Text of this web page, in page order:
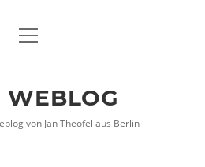
twitterfacebook
xing
Menü
WEBLOG
von Jan Theofel aus Berlin